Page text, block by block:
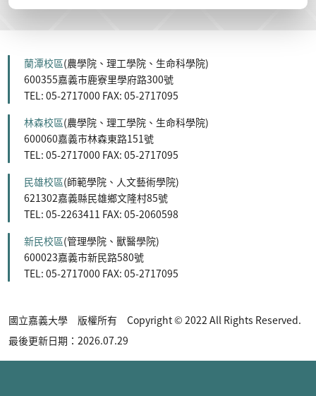
蘭潭校區(農學院、理工學院、生命科學院)
600355嘉義市鹿寮里學府路300號
TEL: 05-2717000 FAX: 05-2717095
林森校區(農學院、理工學院、生命科學院)
600060嘉義市林森東路151號
TEL: 05-2717000 FAX: 05-2717095
民雄校區(師範學院、人文藝術學院)
621302嘉義縣民雄鄉文隆村85號
TEL: 05-2263411 FAX: 05-2060598
新民校區(管理學院、獸醫學院)
600023嘉義市新民路580號
TEL: 05-2717000 FAX: 05-2717095
國立嘉義大學 版權所有 Copyright © 2022 All Rights Reserved.
最後更新日期：2026.07.29